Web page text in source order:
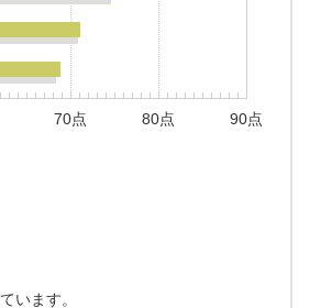
70点 80点 90点
います。